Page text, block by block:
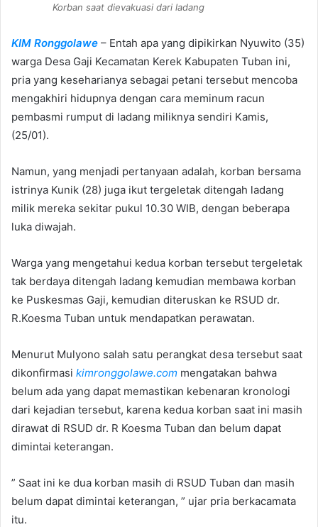
Korban saat dievakuasi dari ladang
KIM Ronggolawe – Entah apa yang dipikirkan Nyuwito (35)
warga Desa Gaji Kecamatan Kerek Kabupaten Tuban ini,
pria yang keseharianya sebagai petani tersebut mencoba
mengakhiri hidupnya dengan cara meminum racun
pembasmi rumput di ladang miliknya sendiri Kamis,
(25/01).
Namun, yang menjadi pertanyaan adalah, korban bersama
istrinya Kunik (28) juga ikut tergeletak ditengah ladang
milik mereka sekitar pukul 10.30 WIB, dengan beberapa
luka diwajah.
Warga yang mengetahui kedua korban tersebut tergeletak
tak berdaya ditengah ladang kemudian membawa korban
ke Puskesmas Gaji, kemudian diteruskan ke RSUD dr.
R.Koesma Tuban untuk mendapatkan perawatan.
Menurut Mulyono salah satu perangkat desa tersebut saat
dikonfirmasi kimronggolawe.com mengatakan bahwa
belum ada yang dapat memastikan kebenaran kronologi
dari kejadian tersebut, karena kedua korban saat ini masih
dirawat di RSUD dr. R Koesma Tuban dan belum dapat
dimintai keterangan.
” Saat ini ke dua korban masih di RSUD Tuban dan masih
belum dapat dimintai keterangan, ” ujar pria berkacamata
itu.